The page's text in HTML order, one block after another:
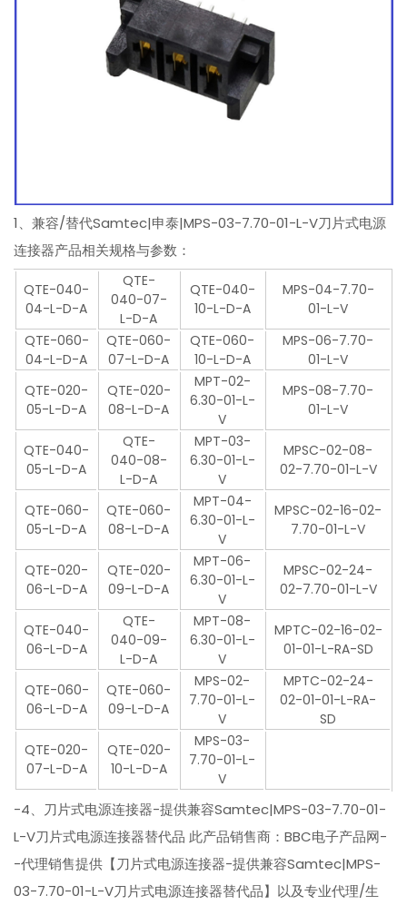
1、兼容/替代Samtec|申泰|MPS-03-7.70-01-L-V刀片式电源
连接器产品相关规格与参数：
QTE-040-
04-L-D-A
QTE-
040-07-
L-D-A
QTE-040-
10-L-D-A
MPS-04-7.70-
01-L-V
QTE-060-
04-L-D-A
QTE-060-
07-L-D-A
QTE-060-
10-L-D-A
MPS-06-7.70-
01-L-V
QTE-020-
05-L-D-A
QTE-020-
08-L-D-A
MPT-02-
6.30-01-L-
V
MPS-08-7.70-
01-L-V
QTE-040-
05-L-D-A
QTE-
040-08-
L-D-A
MPT-03-
6.30-01-L-
V
MPSC-02-08-
02-7.70-01-L-V
QTE-060-
05-L-D-A
QTE-060-
08-L-D-A
MPT-04-
6.30-01-L-
V
MPSC-02-16-02-
7.70-01-L-V
QTE-020-
06-L-D-A
QTE-020-
09-L-D-A
MPT-06-
6.30-01-L-
V
MPSC-02-24-
02-7.70-01-L-V
QTE-040-
06-L-D-A
QTE-
040-09-
L-D-A
MPT-08-
6.30-01-L-
V
MPTC-02-16-02-
01-01-L-RA-SD
QTE-060-
06-L-D-A
QTE-060-
09-L-D-A
MPS-02-
7.70-01-L-
V
MPTC-02-24-
02-01-01-L-RA-
SD
QTE-020-
07-L-D-A
QTE-020-
10-L-D-A
MPS-03-
7.70-01-L-
V
-4、刀片式电源连接器-提供兼容Samtec|MPS-03-7.70-01-
L-V刀片式电源连接器替代品 此产品销售商：BBC电子产品网-
-代理销售提供【刀片式电源连接器-提供兼容Samtec|MPS-
03-7.70-01-L-V刀片式电源连接器替代品】以及专业代理/生